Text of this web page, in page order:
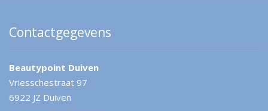
Contactgegevens
Beautypoint Duiven
Vriesschestraat 97
6922 JZ Duiven